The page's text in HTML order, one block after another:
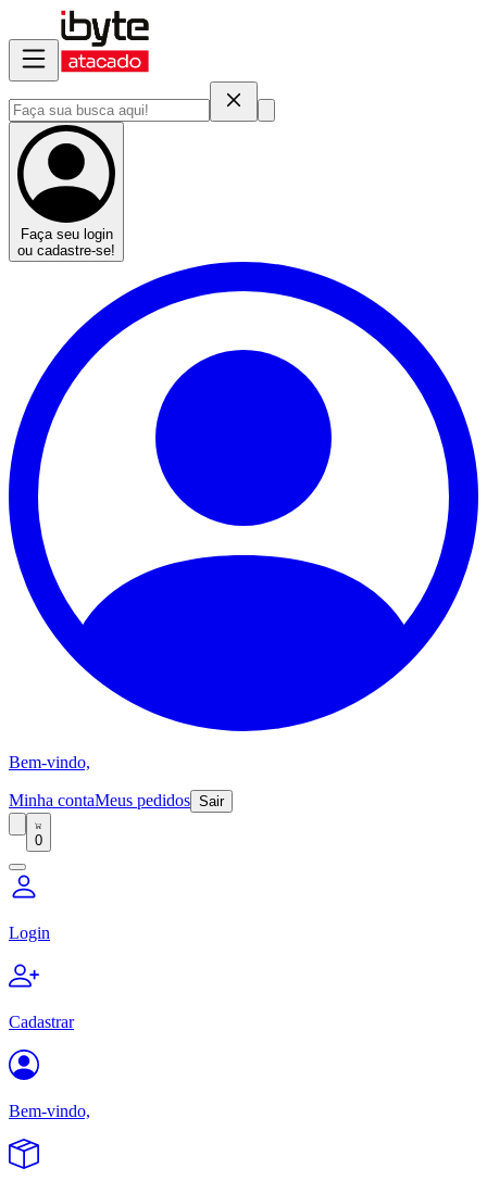
Faça seu login
ou cadastre-se!
Bem-vindo,
Minha contaMeus pedidos Sair
0
Login
Cadastrar
Bem-vindo,